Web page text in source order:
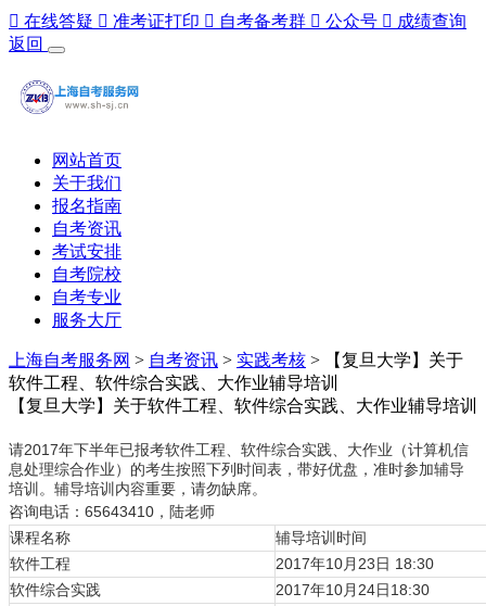
 在线答疑  准考证打印  自考备考群  公众号  成绩查询
返回
网站首页
关于我们
报名指南
自考资讯
考试安排
自考院校
自考专业
服务大厅
上海自考服务网 > 自考资讯 > 实践考核 > 【复旦大学】关于
软件工程、软件综合实践、大作业辅导培训
【复旦大学】关于软件工程、软件综合实践、大作业辅导培训
请2017年下半年已报考软件工程、软件综合实践、大作业（计算机信
息处理综合作业）的考生按照下列时间表，带好优盘，准时参加辅导
培训。辅导培训内容重要，请勿缺席。
咨询电话：65643410，陆老师
课程名称
辅导培训时间
软件工程
2017年10月23日 18:30
软件综合实践
2017年10月24日18:30